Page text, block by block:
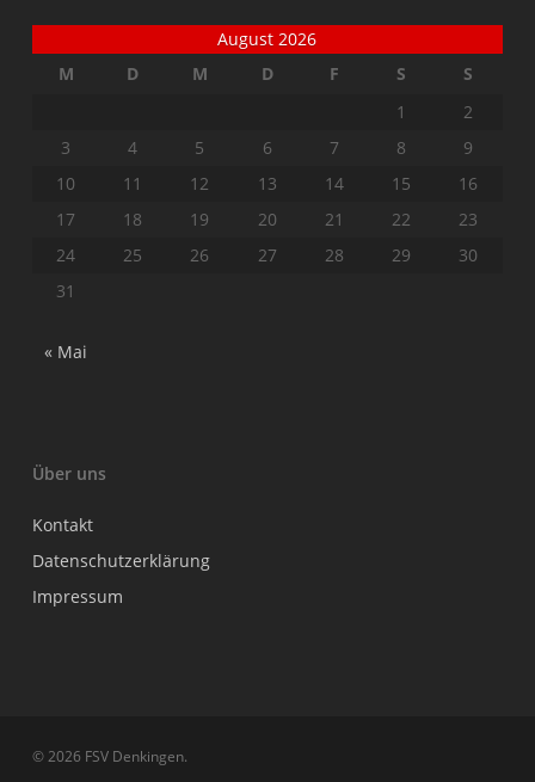
August 2026
M
D M D F S
S
1
2
3
4 5 6 7 8
9
10
11 12 13 14 15
16
17
18 19 20 21 22
23
24
25 26 27 28 29
30
31
« Mai
Über uns
Kontakt
Datenschutzerklärung
Impressum
© 2026 FSV Denkingen.